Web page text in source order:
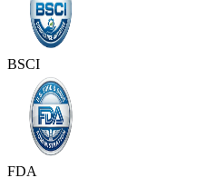
BSCI
FDA